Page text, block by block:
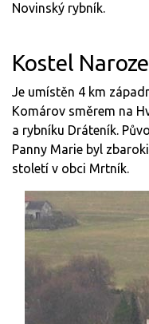
Novinský rybník.
Kostel
Je umístěn 4 km
Komárov směrem na
a rybníku Dráteník.
Panny Marie byl
století v obci Mrtník.